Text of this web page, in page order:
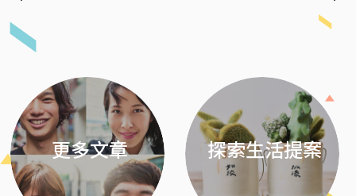
更多文章 探索生活提案